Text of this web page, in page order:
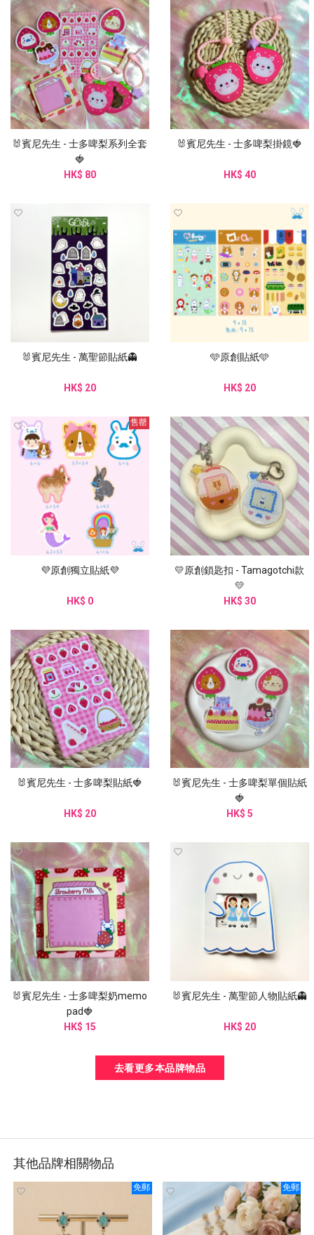
🐰賓尼先生 - 士多啤梨系列全套
🍓
HK$ 80
🐰賓尼先生 - 士多啤梨掛鏡🍓
HK$ 40
🐰賓尼先生 - 萬聖節貼紙👻
HK$ 20
🩵原創貼紙🩵
HK$ 20
售罄
💜原創獨立貼紙💜
HK$ 0
💛原創鎖匙扣 - Tamagotchi款
💛
HK$ 30
🐰賓尼先生 - 士多啤梨貼紙🍓
HK$ 20
🐰賓尼先生 - 士多啤梨單個貼紙
🍓
HK$ 5
🐰賓尼先生 - 士多啤梨奶memo
pad🍓
HK$ 15
🐰賓尼先生 - 萬聖節人物貼紙👻
HK$ 20
去看更多本品牌物品
其他品牌相關物品
免郵 免郵